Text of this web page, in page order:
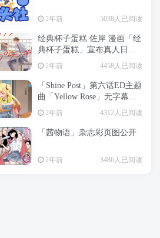
2年前 5038人已阅读
经典杯子蛋糕 佐岸 漫画「经
典杯子蛋糕」宣布真人日剧
化
2年前 4458人已阅读
「Shine Post」第六话ED主题
曲「Yellow Rose」无字幕MV
公开
2年前 4312人已阅读
「茜物语」杂志彩页图公开
2年前 3486人已阅读
人已阅读
卢贝多的龙王谁厉害
」露普斯蕾琪娜·贝塔手办开...
申鹤原神wiki 申鹤诞辰祭
2年前 6197人已阅读
APP下载
2年前 5038人已阅读
经典杯子蛋糕 佐岸 漫画「经
典杯子蛋糕」宣布真人日剧